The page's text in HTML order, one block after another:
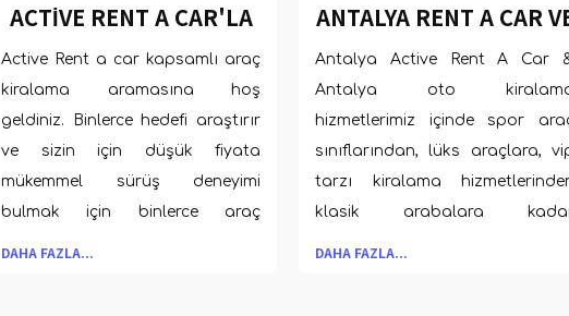
ACTIVE RENT A CAR'LA
ARAÇ KIRALAMA
Active Rent a car kapsamlı araç
kiralama aramasına hoş
geldiniz. Binlerce hedefi araştırır
ve sizin için düşük fiyata
mükemmel sürüş deneyimi
bulmak için binlerce araç
DAHA FAZLA...
ANTALYA RENT A CAR
OTO KIRALAMA
HIZMETLERI
Antalya Active Rent A Car
Antalya oto
hizmetlerimiz içinde spor
sınıflarından, lüks araçlara,
tarzı kiralama
klasik arabalara
DAHA FAZLA...